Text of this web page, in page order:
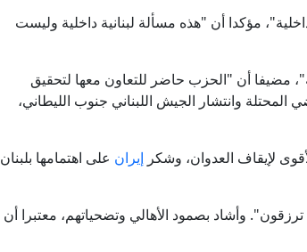
مؤكدا أن "هذه مسألة لبنانية داخلية وليست
مضيفا أن "الحزب حاضر للتعاون معها لتحقيق
المحتلة وانتشار الجيش اللبناني جنوب الليطاني،
لإيقاف العدوان، وشكر إيران على اهتمامها بلبنان
وأشاد بصمود الأهالي وتضحياتهم، معتبرا أن